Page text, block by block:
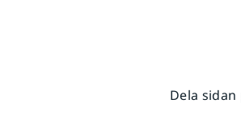
Dela sidan